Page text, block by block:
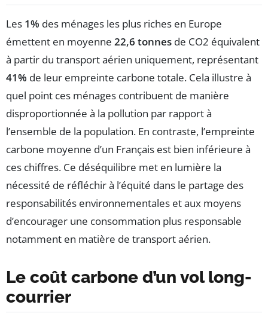
Les 1% des ménages les plus riches en Europe
émettent en moyenne 22,6 tonnes de CO2 équivalent
à partir du transport aérien uniquement, représentant
41% de leur empreinte carbone totale. Cela illustre à
quel point ces ménages contribuent de manière
disproportionnée à la pollution par rapport à
l’ensemble de la population. En contraste, l’empreinte
carbone moyenne d’un Français est bien inférieure à
ces chiffres. Ce déséquilibre met en lumière la
nécessité de réfléchir à l’équité dans le partage des
responsabilités environnementales et aux moyens
d’encourager une consommation plus responsable
notamment en matière de transport aérien.
Le coût carbone d’un vol long-
courrier